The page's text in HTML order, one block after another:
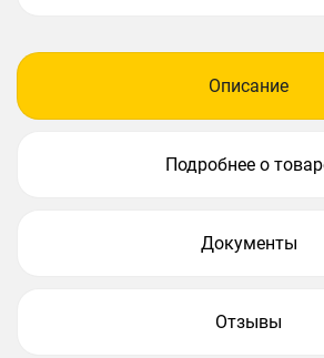
Описание
Подробнее о
Документы
Отзывы